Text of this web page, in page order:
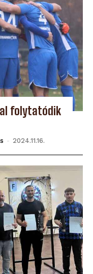
folytatódik
- 2024.11.16.